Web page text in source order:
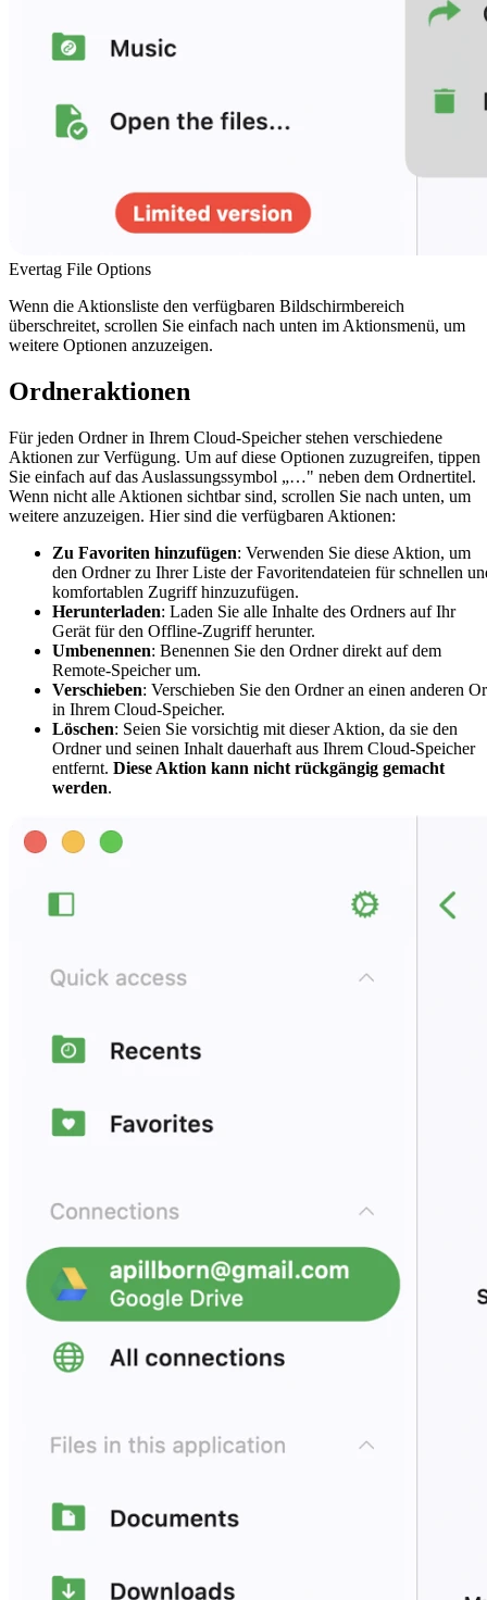
Evertag File Options
Wenn die Aktionsliste den verfügbaren Bildschirmbereich
überschreitet, scrollen Sie einfach nach unten im Aktionsmenü, um
weitere Optionen anzuzeigen.
Ordneraktionen
Für jeden Ordner in Ihrem Cloud-Speicher stehen verschiedene
Aktionen zur Verfügung. Um auf diese Optionen zuzugreifen, tippen
Sie einfach auf das Auslassungssymbol „…" neben dem Ordnertitel.
Wenn nicht alle Aktionen sichtbar sind, scrollen Sie nach unten, um
weitere anzuzeigen. Hier sind die verfügbaren Aktionen:
Zu Favoriten hinzufügen: Verwenden Sie diese Aktion, um
den Ordner zu Ihrer Liste der Favoritendateien für schnellen
komfortablen Zugriff hinzuzufügen.
Herunterladen: Laden Sie alle Inhalte des Ordners auf Ihr
Gerät für den Offline-Zugriff herunter.
Umbenennen: Benennen Sie den Ordner direkt auf dem
Remote-Speicher um.
Verschieben: Verschieben Sie den Ordner an einen anderen
in Ihrem Cloud-Speicher.
Löschen: Seien Sie vorsichtig mit dieser Aktion, da sie den
Ordner und seinen Inhalt dauerhaft aus Ihrem Cloud-Speicher
entfernt. Diese Aktion kann nicht rückgängig gemacht
werden.